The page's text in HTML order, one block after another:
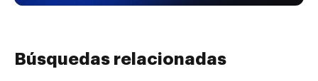
Búsquedas relacionadas